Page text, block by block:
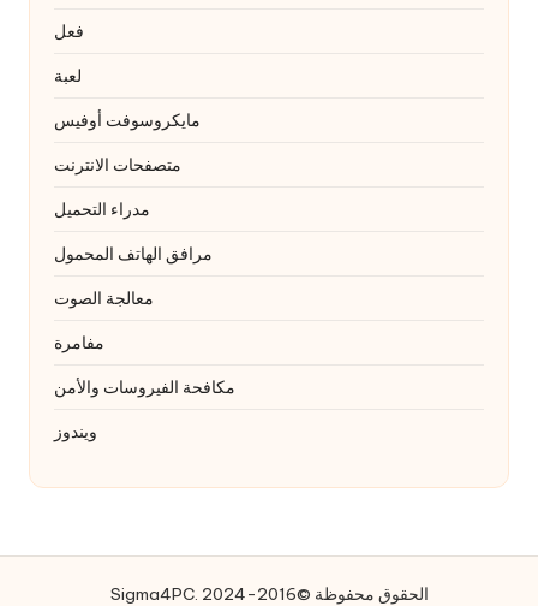
فعل
لعبة
مايكروسوفت أوفيس
متصفحات الانترنت
مدراء التحميل
مرافق الهاتف المحمول
معالجة الصوت
مفامرة
مكافحة الفيروسات والأمن
ويندوز
Sigma4PC. الحقوق محفوظة ©2016-2024